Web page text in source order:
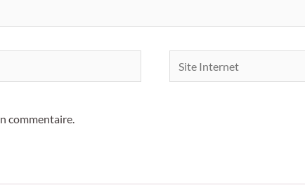
Internet
commentaire.